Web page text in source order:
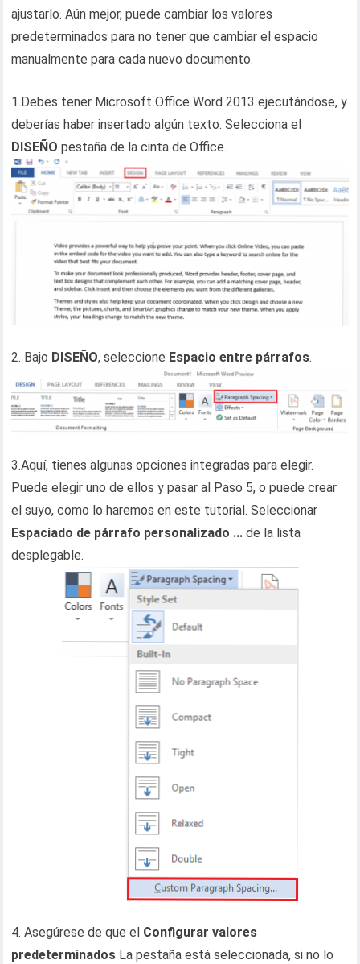
ajustarlo. Aún mejor, puede cambiar los valores
predeterminados para no tener que cambiar el espacio
manualmente para cada nuevo documento.
1.Debes tener Microsoft Office Word 2013 ejecutándose, y
deberías haber insertado algún texto. Selecciona el
DISEÑOpestaña de la cinta de Office.
2. Bajo DISEÑO, seleccione Espacio entre párrafos.
3.Aquí, tienes algunas opciones integradas para elegir.
Puede elegir uno de ellos y pasar al Paso 5, o puede crear
el suyo, como lo haremos en este tutorial. Seleccionar
Espaciado de párrafo personalizado ...de la lista
desplegable.
4. Asegúrese de que el Configurar valores
predeterminados La pestaña está seleccionada, si no lo